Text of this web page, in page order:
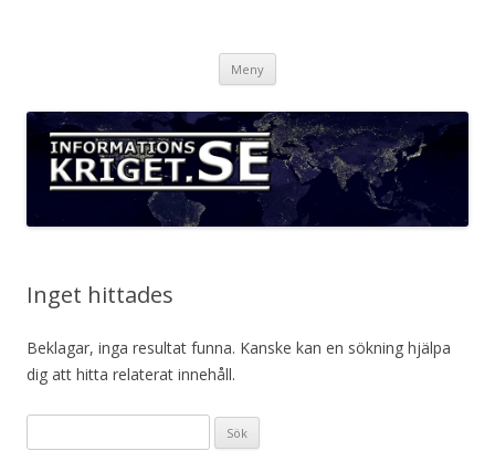
Meny
Inget hittades
Beklagar, inga resultat funna. Kanske kan en sökning hjälpa
dig att hitta relaterat innehåll.
efter: